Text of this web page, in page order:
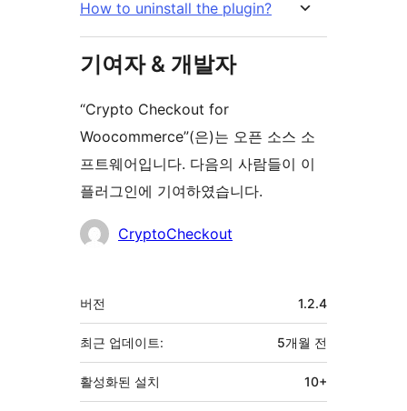
How to uninstall the plugin?
기여자 & 개발자
“Crypto Checkout for
Woocommerce”(은)는 오픈 소스 소
프트웨어입니다. 다음의 사람들이 이
플러그인에 기여하였습니다.
기
CryptoCheckout
기
초
버전 1.2.4
최근 업데이트: 5개월 전
활성화된 설치 10+